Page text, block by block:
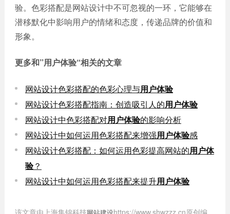
验。色彩搭配是网站设计中不可忽视的一环，它能够在
潜移默化中影响用户的情绪和态度，传递品牌的价值和
形象。
更多和”用户体验“相关的文章
网站设计色彩搭配的色彩心理与用户体验
网站设计色彩搭配指南：创造吸引人的用户体验
网站设计中色彩搭配对用户体验的影响分析
网站设计中如何运用色彩搭配来增强用户体验感
网站设计色彩搭配：如何运用色彩提高网站的用户体
验？
网站设计中如何运用色彩搭配来提升用户体验